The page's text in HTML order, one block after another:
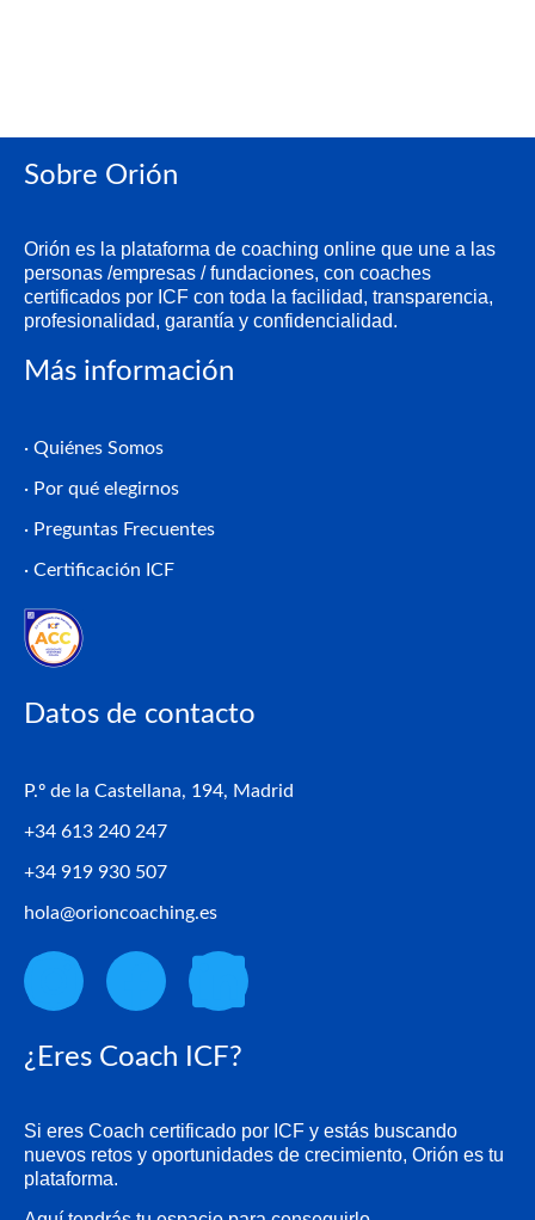
Sobre Orión
Orión es la plataforma de coaching online que une a las
personas /empresas / fundaciones, con coaches
certificados por ICF con toda la facilidad, transparencia,
profesionalidad, garantía y confidencialidad.
Más información
· Quiénes Somos
· Por qué elegirnos
· Preguntas Frecuentes
· Certificación ICF
Datos de contacto
P.º de la Castellana, 194, Madrid
+34 613 240 247
+34 919 930 507
hola@orioncoaching.es
¿Eres Coach ICF?
Si eres Coach certificado por ICF y estás buscando
nuevos retos y oportunidades de crecimiento, Orión es tu
plataforma.